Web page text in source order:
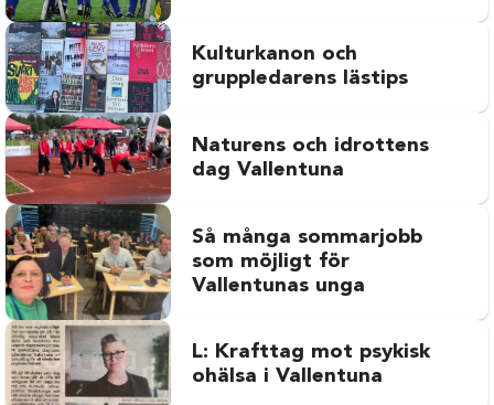
Kulturkanon och
gruppledarens lästips
Naturens och idrottens
dag Vallentuna
Så många sommarjobb
som möjligt för
Vallentunas unga
L: Krafttag mot psykisk
ohälsa i Vallentuna